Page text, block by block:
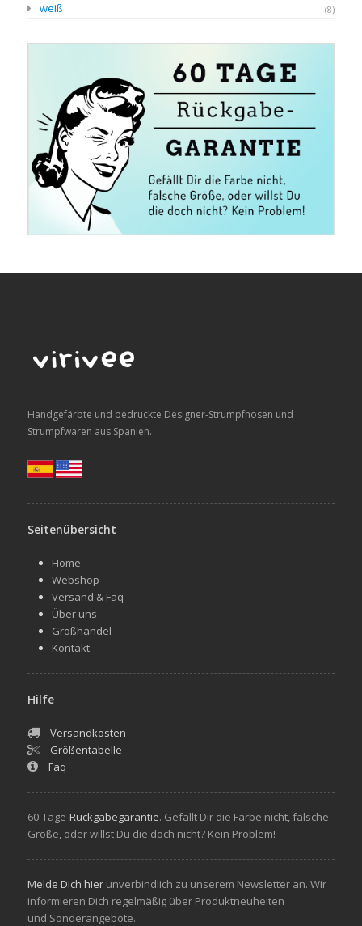
weiß (8)
Handgefärbte und bedruckte Designer-Strumpfhosen und
Strumpfwaren aus Spanien.
Seitenübersicht
Home
Webshop
Versand & Faq
Über uns
Großhandel
Kontakt
Hilfe
Versandkosten
Größentabelle
Faq
60-Tage-Rückgabegarantie. Gefallt Dir die Farbe nicht, falsche
Größe, oder willst Du die doch nicht? Kein Problem!
Melde Dich hierunverbindlich zu unserem Newsletter an. Wir
informieren Dich regelmäßig über Produktneuheiten
und Sonderangebote.